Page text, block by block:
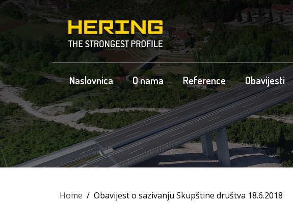
Naslovnica O nama Reference Obavijesti
Home / Obavijest o sazivanju Skupštine društva 18.6.2018